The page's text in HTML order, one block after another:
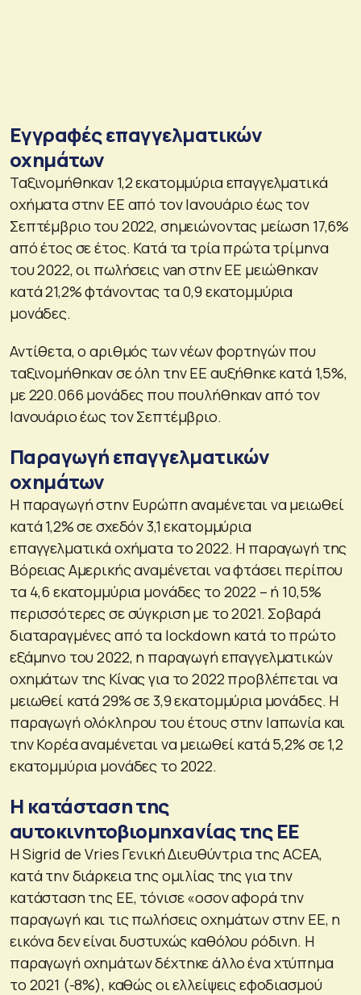
Εγγραφές επαγγελματικών
οχημάτων
Ταξινομήθηκαν 1,2 εκατομμύρια επαγγελματικά
οχήματα στην ΕΕ από τον Ιανουάριο έως τον
Σεπτέμβριο του 2022, σημειώνοντας μείωση 17,6%
από έτος σε έτος. Κατά τα τρία πρώτα τρίμηνα
του 2022, οι πωλήσεις van στην ΕΕ μειώθηκαν
κατά 21,2% φτάνοντας τα 0,9 εκατομμύρια
μονάδες.
Αντίθετα, ο αριθμός των νέων φορτηγών που
ταξινομήθηκαν σε όλη την ΕΕ αυξήθηκε κατά 1,5%,
με 220.066 μονάδες που πουλήθηκαν από τον
Ιανουάριο έως τον Σεπτέμβριο.
Παραγωγή επαγγελματικών
οχημάτων
Η παραγωγή στην Ευρώπη αναμένεται να μειωθεί
κατά 1,2% σε σχεδόν 3,1 εκατομμύρια
επαγγελματικά οχήματα το 2022. Η παραγωγή της
Βόρειας Αμερικής αναμένεται να φτάσει περίπου
τα 4,6 εκατομμύρια μονάδες το 2022 – ή 10,5%
περισσότερες σε σύγκριση με το 2021. Σοβαρά
διαταραγμένες από τα lockdown κατά το πρώτο
εξάμηνο του 2022, η παραγωγή επαγγελματικών
οχημάτων της Κίνας για το 2022 προβλέπεται να
μειωθεί κατά 29% σε 3,9 εκατομμύρια μονάδες. Η
παραγωγή ολόκληρου του έτους στην Ιαπωνία και
την Κορέα αναμένεται να μειωθεί κατά 5,2% σε 1,2
εκατομμύρια μονάδες το 2022.
Η κατάσταση της
αυτοκινητοβιομηχανίας της ΕΕ
Η Sigrid de Vries Γενική Διευθύντρια της ACEA,
κατά την διάρκεια της ομιλίας της για την
κατάσταση της ΕΕ, τόνισε «οσον αφορά την
παραγωγή και τις πωλήσεις οχημάτων στην ΕΕ, η
εικόνα δεν είναι δυστυχώς καθόλου ρόδινη. Η
παραγωγή οχημάτων δέχτηκε άλλο ένα χτύπημα
το 2021 (-8%), καθώς οι ελλείψεις εφοδιασμού